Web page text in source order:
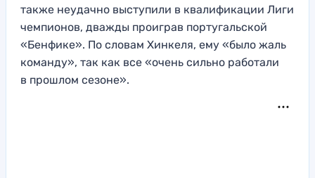
также неудачно выступили в квалификации Лиги
чемпионов, дважды проиграв португальской
«Бенфике». По словам Хинкеля, ему «было жаль
команду», так как все «очень сильно работали
в прошлом сезоне».